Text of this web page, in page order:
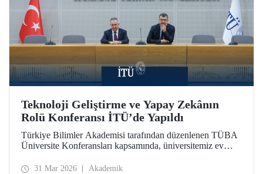
Teknoloji Geliştirme ve Yapay Zekânın
Rolü Konferansı İTÜ’de Yapıldı
Türkiye Bilimler Akademisi tarafından düzenlenen TÜBA
Üniversite Konferansları kapsamında, üniversitemiz ev
Rolü” başlıklı konferans, 30 Mart 2026’da Süleyman
31 Mar 2026 Akademik